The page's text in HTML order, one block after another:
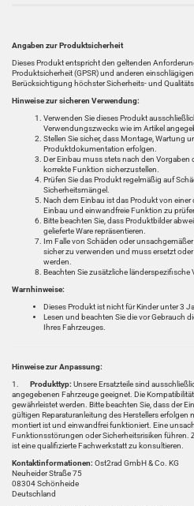
Angaben zur Produktsicherheit
Dieses Produkt entspricht den geltenden
Produktsicherheit (GPSR) und anderen
Berücksichtigung höchster Sicherheits- und
Hinweise zur sicheren Verwendung:
Verwenden Sie dieses Produkt
Verwendungszwecks wie im Artikel
Stellen Sie sicher, dass Montage, Wartung
Produktdokumentation erfolgen.
Der Einbau muss stets nach den Vorgaben
korrekte Funktion sicherzustellen.
Prüfen Sie das Produkt regelmäßig auf
Sicherheitsmängel.
Nach dem Einbau ist das Produkt von
Einbau und einwandfreie Funktion zu
Bitte beachten Sie, dass Produktbilder
gelieferte Ware repräsentieren.
Im Falle von Schäden oder
sicher zu verwenden und muss ersetzt
werden.
Beachten Sie zusätzliche länderspezifische
Warnhinweise:
Dieses Produkt ist nicht für Kinder unter 3
Lesen und beachten Sie die vor Gebrauch
Ihres Fahrzeuges.
Hinweise zur Anpassung:
1.
Produkttyp: Unsere Ersatzteile sind
angegebenen Fahrzeuge geeignet. Die
gewährleistet werden. Bitte beachten Sie, dass der
gültigen Reparaturanleitung des Herstellers erfolgen
montiert ist und einwandfrei funktioniert. Eine
Funktionsstörungen oder Sicherheitsrisiken führen.
ist eine qualifizierte Fachwerkstatt zu konsultieren.
Kontaktinformationen: Ost2rad GmbH & Co. KG
Neuheider Straße 75
08304 Schönheide
Deutschland